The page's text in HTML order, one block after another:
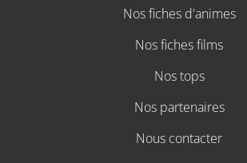
Nos fiches d'animes
Nos fiches films
Nos tops
Nos partenaires
Nous contacter